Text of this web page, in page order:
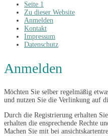
menu
Seite 1
Zu dieser Website
Anmelden
Kontakt
Impressum
Datenschutz
Anmelden
Möchten Sie selber regelmäßig
und nutzen Sie die Verlinkung auf
Durch die Registrierung erhalten
erhalten die ensprechende Rechte
Machen Sie mit bei